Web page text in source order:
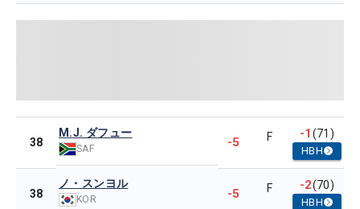
38
M.J. ダフュー
SAF -5 F -1(71)
HBH
38
ノ・スンヨル
KOR -5 F -2(70)
HBH